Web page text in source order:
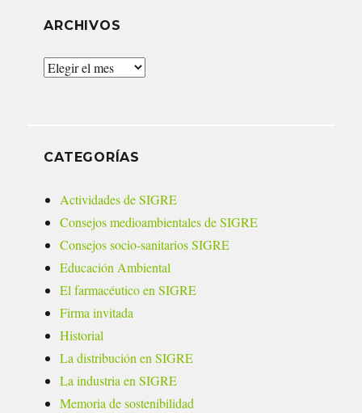
ARCHIVOS
Archivos
CATEGORÍAS
Actividades de SIGRE
Consejos medioambientales de SIGRE
Consejos socio-sanitarios SIGRE
Educación Ambiental
El farmacéutico en SIGRE
Firma invitada
Historial
La distribución en SIGRE
La industria en SIGRE
Memoria de sostenibilidad